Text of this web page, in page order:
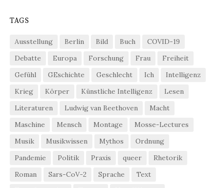
TAGS
Ausstellung Berlin Bild Buch
COVID-19
Debatte
Europa Forschung Frau
Freiheit
Gefühl
GEschichte Geschlecht Ich
Intelligenz
Krieg
Körper Künstliche Intelligenz
Lesen
Literaturen
Ludwig van Beethoven
Macht
Maschine
Mensch Montage
Mosse-Lectures
Musik
Musikwissen Mythos
Ordnung
Pandemie
Politik Praxis queer
Rhetorik
Roman
Sars-CoV-2 Sprache
Text